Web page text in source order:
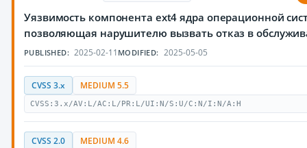
Уязвимость компонента ext4 ядра операционной
позволяющая нарушителю вызвать отказ в
PUBLISHED: 2025-02-11 MODIFIED: 2025-05-05
CVSS 3.x MEDIUM 5.5
CVSS:3.x/AV:L/AC:L/PR:L/UI:N/S:U/C:N/I:N/A:H
CVSS 2.0 MEDIUM 4.6